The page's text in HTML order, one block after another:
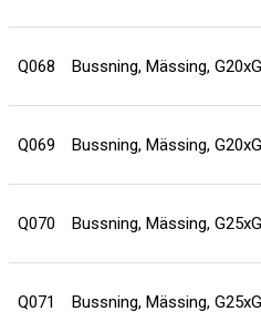
Q068 Bussning, Mässing,
Q069 Bussning, Mässing,
Q070 Bussning, Mässing,
Q071 Bussning, Mässing,